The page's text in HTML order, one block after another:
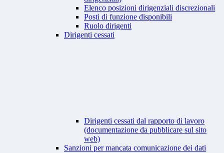
Elenco posizioni dirigenziali discrezionali
Posti di funzione disponibili
Ruolo dirigenti
Dirigenti cessati
Dirigenti cessati dal rapporto di lavoro
(documentazione da pubblicare sul sito
web)
Sanzioni per mancata comunicazione dei dati